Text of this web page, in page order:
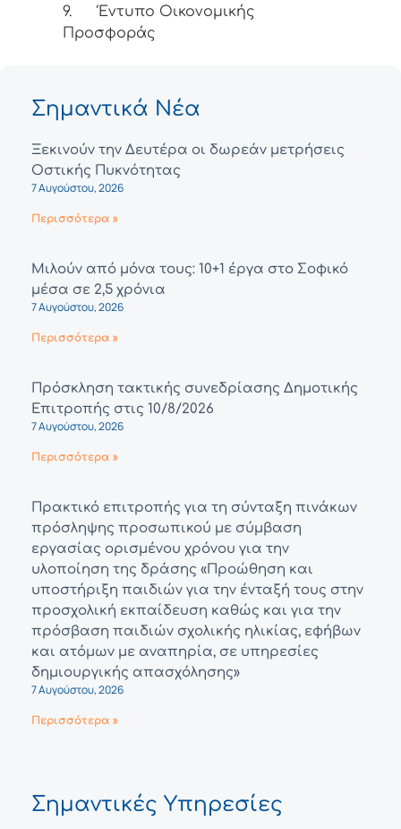
9.
Έντυπο Οικονομικής
Προσφοράς
Σημαντικά Νέα
Ξεκινούν την Δευτέρα οι δωρεάν μετρήσεις
Οστικής Πυκνότητας
7 Αυγούστου, 2026
Περισσότερα »
Μιλούν από μόνα τους: 10+1 έργα στο Σοφικό
μέσα σε 2,5 χρόνια
7 Αυγούστου, 2026
Περισσότερα »
Πρόσκληση τακτικής συνεδρίασης Δημοτικής
Επιτροπής στις 10/8/2026
7 Αυγούστου, 2026
Περισσότερα »
Πρακτικό επιτροπής για τη σύνταξη πινάκων
πρόσληψης προσωπικού με σύμβαση
εργασίας ορισμένου χρόνου για την
υλοποίηση της δράσης «Προώθηση και
υποστήριξη παιδιών για την ένταξή τους στην
προσχολική εκπαίδευση καθώς και για την
πρόσβαση παιδιών σχολικής ηλικίας, εφήβων
και ατόμων με αναπηρία, σε υπηρεσίες
δημιουργικής απασχόλησης»
7 Αυγούστου, 2026
Περισσότερα »
Σημαντικές Υπηρεσίες